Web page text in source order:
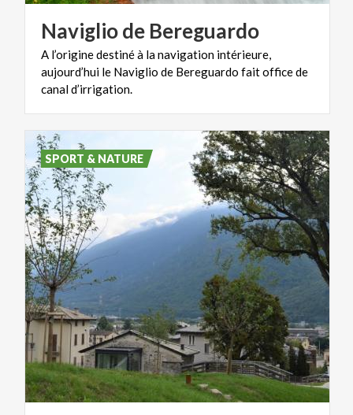
Navigliode Bereguardo
A l’origine destiné à la navigation intérieure,
aujourd’hui le Naviglio de Bereguardo fait office de
canal d’irrigation.
SPORT & NATURE